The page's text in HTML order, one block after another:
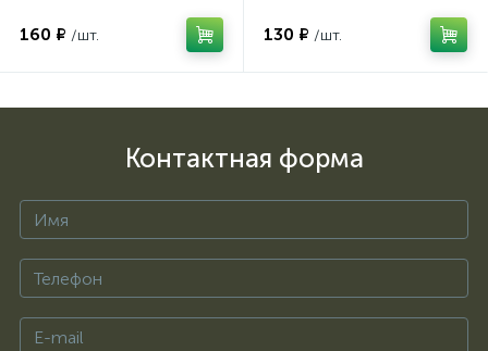
160 ₽ /шт. 130 ₽ /шт.
Контактная форма